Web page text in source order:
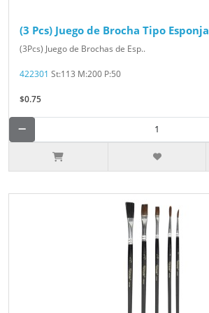
(3 Pcs) Juego de Brocha Tipo Esponja
(3Pcs) Juego de Brochas de Esp..
422301 St:113 M:200 P:50
$0.75